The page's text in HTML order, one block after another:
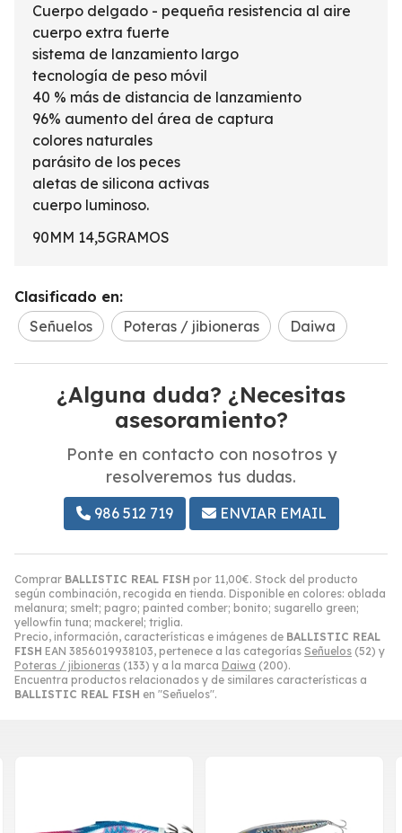
Comprar BALLISTIC REAL FISH por 11,00€. Stock del producto
según combinación, recogida en tienda. Disponible en colores: oblada
melanura; smelt; pagro; painted comber; bonito; sugarello green;
yellowfin tuna; mackerel; triglia.
Precio, información, características e imágenes de BALLISTIC REAL
FISH EAN 3856019938103, pertenece a las categorías Señuelos (52) y
Poteras / jibioneras (133) y a la marca Daiwa (200).
Encuentra productos relacionados y de similares características a
BALLISTIC REAL FISH en "Señuelos".
Cuerpo delgado - pequeña resistencia al aire
cuerpo extra fuerte
sistema de lanzamiento largo
tecnología de peso móvil
40 % más de distancia de lanzamiento
96% aumento del área de captura
colores naturales
parásito de los peces
aletas de silicona activas
cuerpo luminoso.
90MM 14,5GRAMOS
Clasificado en:
Señuelos
Poteras / jibioneras Daiwa
¿Alguna duda? ¿Necesitas
asesoramiento?
Ponte en contacto con nosotros y
resolveremos tus dudas.
986 512 719 ENVIAR EMAIL